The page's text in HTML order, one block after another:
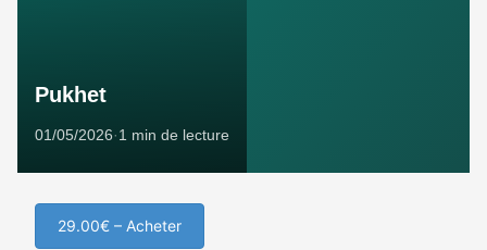
Pukhet
01/05/2026·1 min de lecture
29.00€ – Acheter